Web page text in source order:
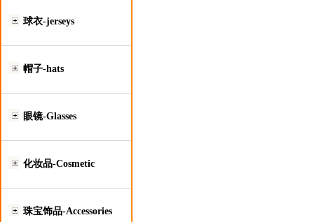
球衣-jerseys
帽子-hats
眼镜-Glasses
化妆品-Cosmetic
珠宝饰品-Accessories